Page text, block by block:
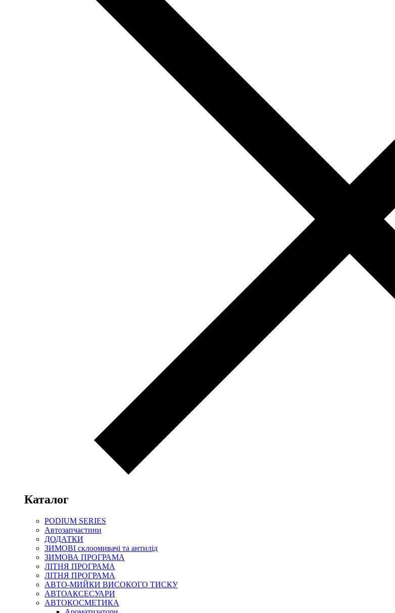
Каталог
PODIUM SERIES
Автозапчастини
ДОДАТКИ
ЗИМОВІ склоомивачі та антилід
ЗИМОВА ПРОГРАМА
ЛІТНЯ ПРОГРАМА
ЛІТНЯ ПРОГРАМА
АВТО-МИЙКИ ВИСОКОГО ТИСКУ
АВТОАКСЕСУАРИ
АВТОКОСМЕТИКА